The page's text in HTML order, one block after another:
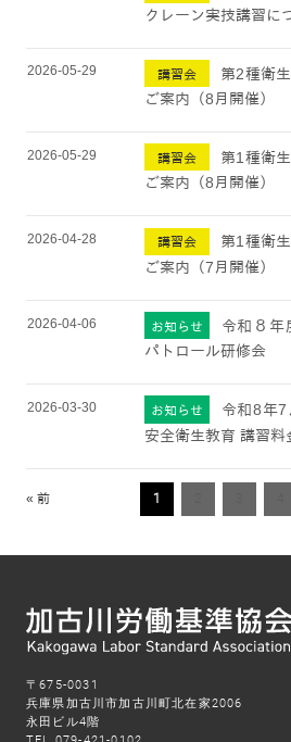
クレーン実技講習に
2026-05-29 講習会
第2種衛
ご案内（8月開催）
2026-05-29 講習会
第1種衛
ご案内（8月開催）
2026-04-28 講習会
第1種衛
ご案内（7月開催）
2026-04-06 お知らせ
令和８年
パトロール研修会
2026-03-30 お知らせ
令和8年7
安全衛生教育 講習料
« 前 1
〒675-0031
兵庫県加古川市加古川町北在家2006
永田ビル4階